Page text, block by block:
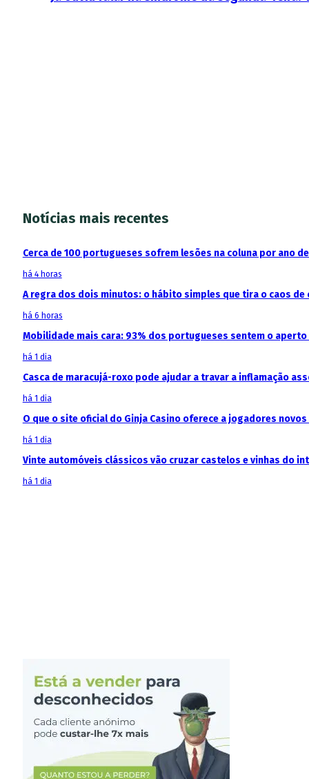
Notícias mais recentes
Cerca de 100 portugueses sofrem lesões na coluna por ano
há 4 horas
A regra dos dois minutos: o hábito simples que tira o caos de
há 6 horas
Mobilidade mais cara: 93% dos portugueses sentem o
há 1 dia
Casca de maracujá-roxo pode ajudar a travar a inflamação
há 1 dia
O que o site oficial do Ginja Casino oferece a jogadores
há 1 dia
Vinte automóveis clássicos vão cruzar castelos e vinhas do
há 1 dia